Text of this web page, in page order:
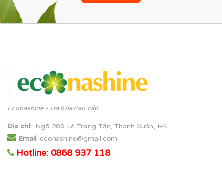
Econashine - Trà hoa cao cấp
Địa chỉ: Ngõ 280 Lê Trọng Tấn, Thanh Xuân, HN.
Email: econashine@gmail.com
Hotline: 0868 937 118